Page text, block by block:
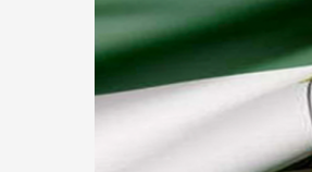
más
grande